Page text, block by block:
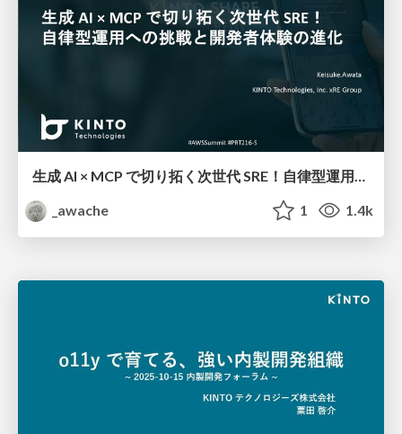
生成 AI × MCP で切り拓く次世代 SRE！自律型運用への挑戦と開発者体験の進化
_awache
1 1.4k